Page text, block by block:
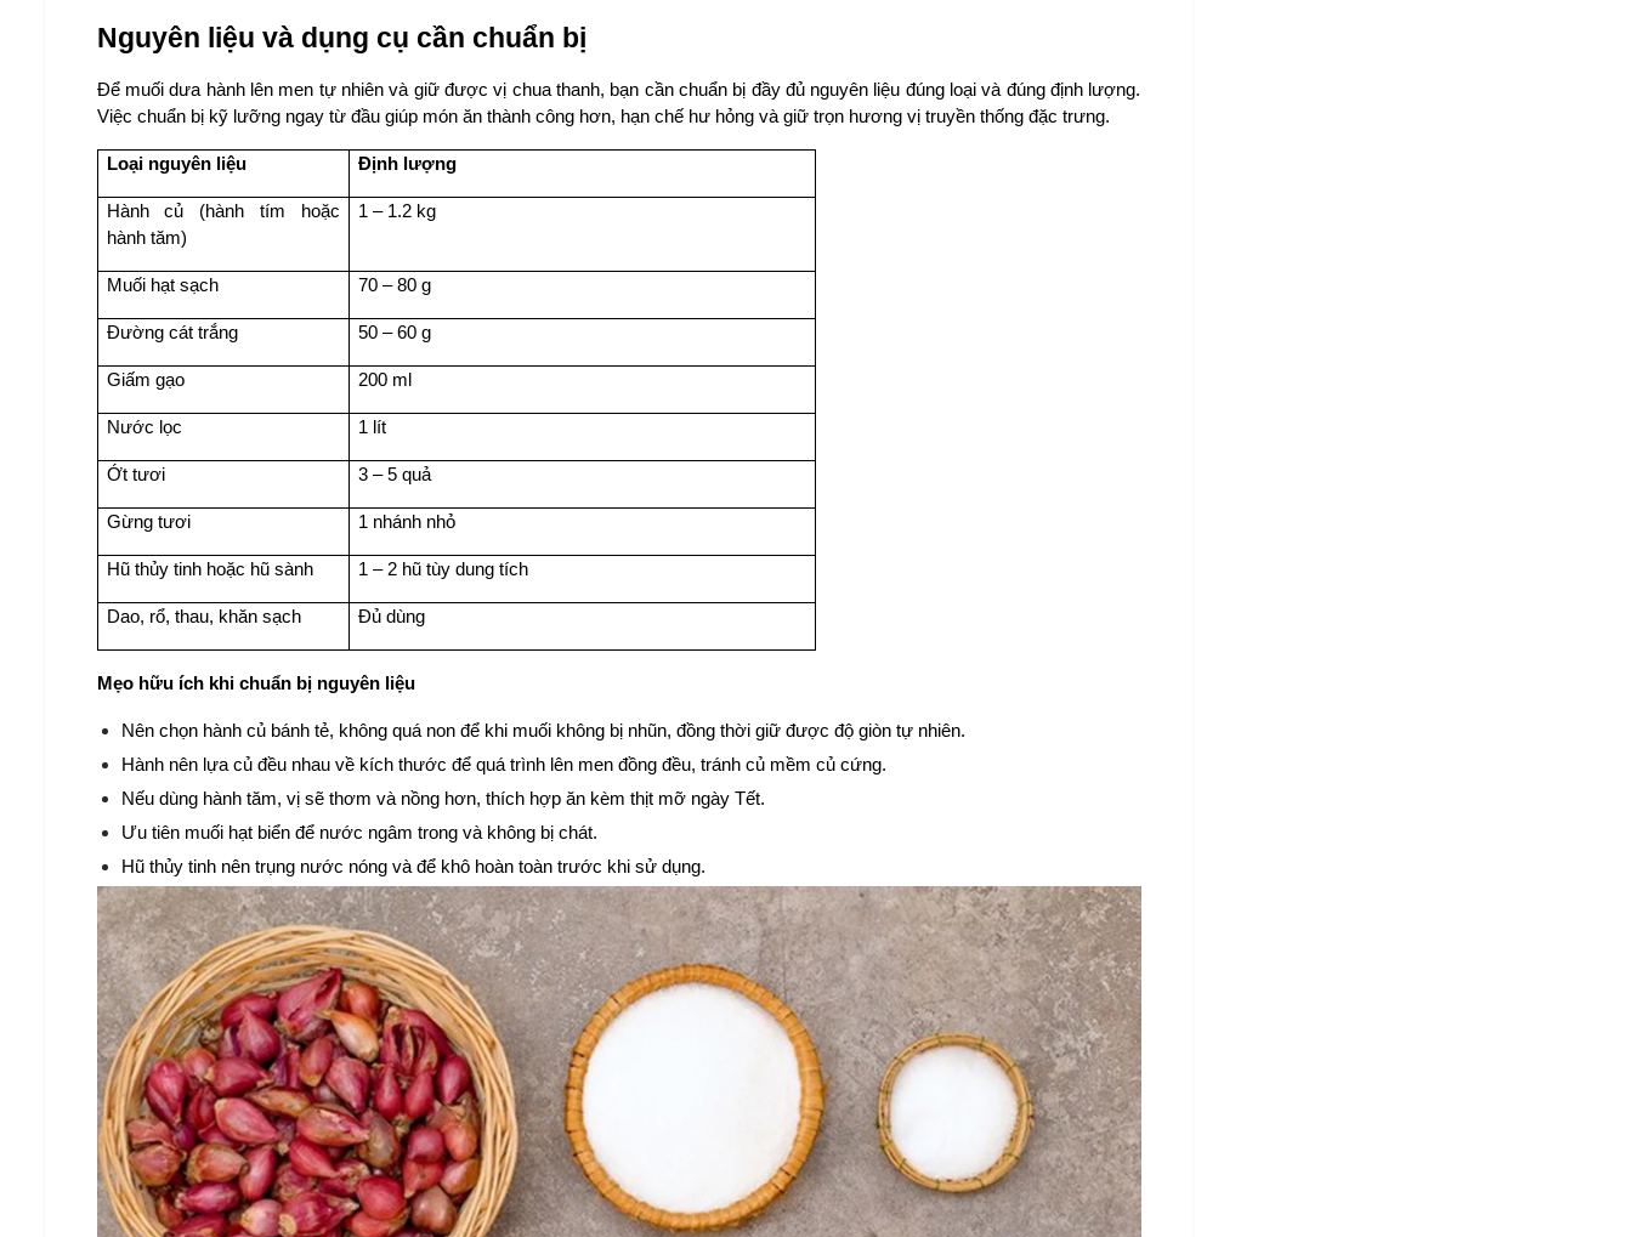
Nguyên liệu và dụng cụ cần chuẩn bị
Để muối dưa hành lên men tự nhiên và giữ được vị chua thanh, bạn cần chuẩn bị đầy đủ nguyên liệu đúng loại và đúng định lượng.
Việc chuẩn bị kỹ lưỡng ngay từ đầu giúp món ăn thành công hơn, hạn chế hư hỏng và giữ trọn hương vị truyền thống đặc trưng.
Loại nguyên liệu Định lượng
Hành củ (hành tím hoặc
hành tăm)
1 – 1.2 kg
Muối hạt sạch 70 – 80 g
Đường cát trắng 50 – 60 g
Giấm gạo 200 ml
Nước lọc 1 lít
Ớt tươi 3 – 5 quả
Gừng tươi 1 nhánh nhỏ
Hũ thủy tinh hoặc hũ sành 1 – 2 hũ tùy dung tích
Dao, rổ, thau, khăn sạch Đủ dùng
Mẹo hữu ích khi chuẩn bị nguyên liệu
Nên chọn hành củ bánh tẻ, không quá non để khi muối không bị nhũn, đồng thời giữ được độ giòn tự nhiên.
Hành nên lựa củ đều nhau về kích thước để quá trình lên men đồng đều, tránh củ mềm củ cứng.
Nếu dùng hành tăm, vị sẽ thơm và nồng hơn, thích hợp ăn kèm thịt mỡ ngày Tết.
Ưu tiên muối hạt biển để nước ngâm trong và không bị chát.
Hũ thủy tinh nên trụng nước nóng và để khô hoàn toàn trước khi sử dụng.